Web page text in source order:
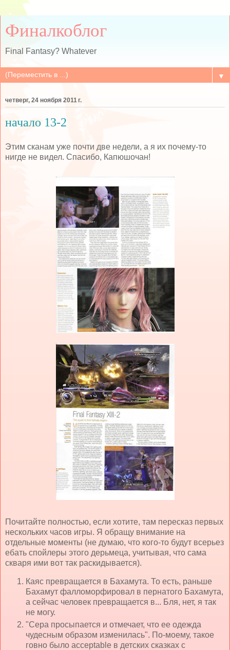
Финалкоблог
Final Fantasy? Whatever
▼
четверг, 24 ноября 2011 г.
начало 13-2
Этим сканам уже почти две недели, а я их почему-то
нигде не видел. Спасибо, Капюшочан!
Почитайте полностью, если хотите, там пересказ первых
нескольких часов игры. Я обращу внимание на
отдельные моменты (не думаю, что кого-то будут всерьез
ебать спойлеры этого дерьмеца, учитывая, что сама
скваря ими вот так раскидывается).
Каяс превращается в Бахамута. То есть, раньше
Бахамут фалломорфировал в пернатого Бахамута,
а сейчас человек превращается в... Бля, нет, я так
не могу.
"Сера просыпается и отмечает, что ее одежда
чудесным образом изменилась". По-моему, такое
говно было acceptable в детских сказках с